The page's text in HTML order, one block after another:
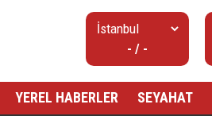
- / -
YEREL HABERLER SEYAHAT